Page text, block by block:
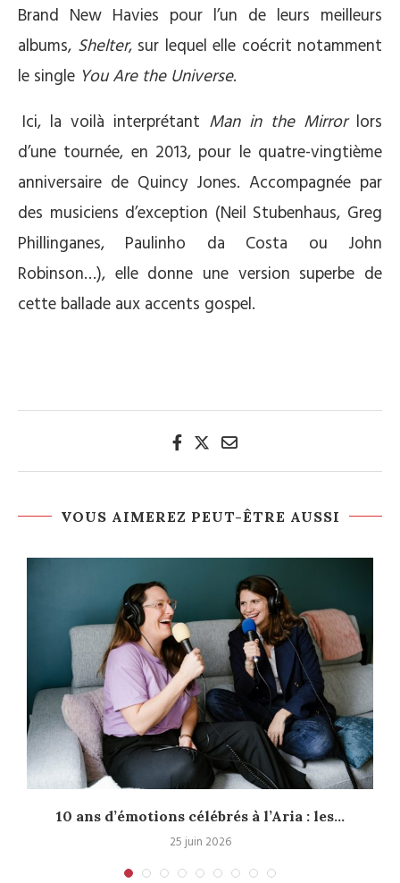
Brand New Havies pour l’un de leurs meilleurs
albums, Shelter, sur lequel elle coécrit notamment
le single You Are the Universe.
Ici, la voilà interprétant Man in the Mirrorlors
d’une tournée, en 2013, pour le quatre-vingtième
anniversaire de Quincy Jones. Accompagnée par
des musiciens d’exception (Neil Stubenhaus, Greg
Phillinganes, Paulinho da Costa ou John
Robinson…), elle donne une version superbe de
cette ballade aux accents gospel.
VOUS AIMEREZ PEUT-ÊTRE AUSSI
10 ans d’émotions célébrés à l’Aria : les...
25 juin 2026